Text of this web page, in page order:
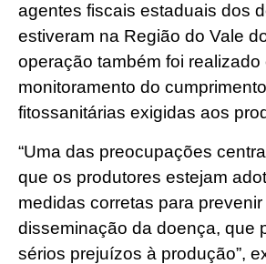
agentes fiscais estaduais dos
estiveram na Região do Vale
operação também foi realizado
monitoramento do
fitossanitárias exigidas aos
“Uma das preocupações
que os produtores estejam
medidas corretas para
disseminação da doença, que
sérios prejuízos à produção”,